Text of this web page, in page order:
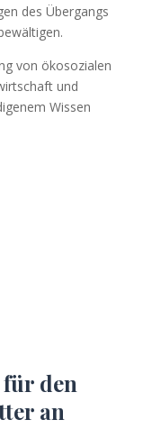
des Übergangs
von ökosozialen
und
Wissen
den
an